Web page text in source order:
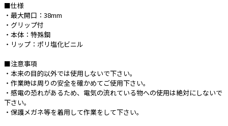
感染症関連
その他
e431オリジナル
暑さ対策
販売終了品
■仕様
・最大開口：38mm
・グリップ付
・本体：特殊鋼
・リップ：ポリ塩化ビニル
■注意事項
・本来の目的以外では使用しないで下さい。
・作業時は周りの安全を確かめてご使用下さい。
・感電の恐れがあるため、電気の流れている物への使用は絶対にしないで
下さい。
・保護メガネ等を着用して作業をして下さい。